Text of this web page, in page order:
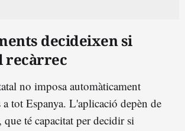
decideixen si
recàrrec
no imposa automàticament
a tot Espanya. L'aplicació depèn de
que té capacitat per decidir si